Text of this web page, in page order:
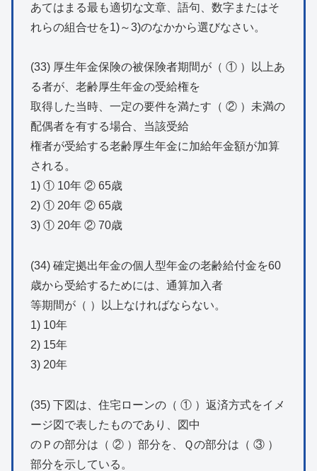
あてはまる最も適切な文章、語句、数字またはそ
れらの組合せを1)～3)のなかから選びなさい。
(33) 厚生年金保険の被保険者期間が（ ① ）以上あ
る者が、老齢厚生年金の受給権を
取得した当時、一定の要件を満たす（ ② ）未満の
配偶者を有する場合、当該受給
権者が受給する老齢厚生年金に加給年金額が加算
される。
1) ① 10年 ② 65歳
2) ① 20年 ② 65歳
3) ① 20年 ② 70歳
(34) 確定拠出年金の個人型年金の老齢給付金を60
歳から受給するためには、通算加入者
等期間が（ ）以上なければならない。
1) 10年
2) 15年
3) 20年
(35) 下図は、住宅ローンの（ ① ）返済方式をイメ
ージ図で表したものであり、図中
のＰの部分は（ ② ）部分を、Ｑの部分は（ ③ ）
部分を示している。